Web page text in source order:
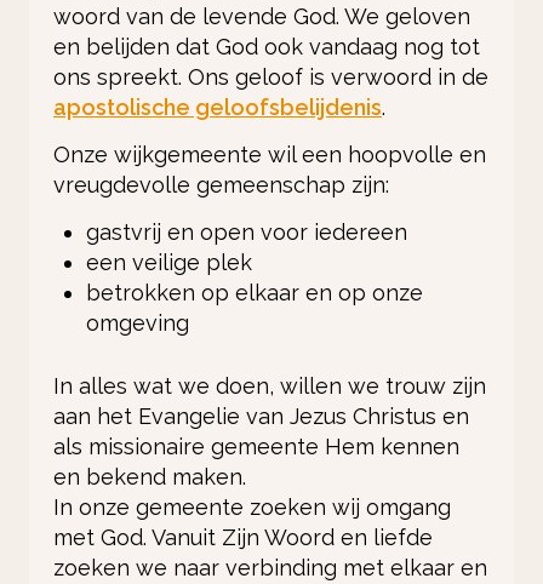
woord van de levende God. We geloven
en belijden dat God ook vandaag nog tot
ons spreekt. Ons geloof is verwoord in de
apostolische geloofsbelijdenis.
Onze wijkgemeente wil een hoopvolle en
vreugdevolle gemeenschap zijn:
gastvrij en open voor iedereen
een veilige plek
betrokken op elkaar en op onze
omgeving
In alles wat we doen, willen we trouw zijn
aan het Evangelie van Jezus Christus en
als missionaire gemeente Hem kennen
en bekend maken.
In onze gemeente zoeken wij omgang
met God. Vanuit Zijn Woord en liefde
zoeken we naar verbinding met elkaar en